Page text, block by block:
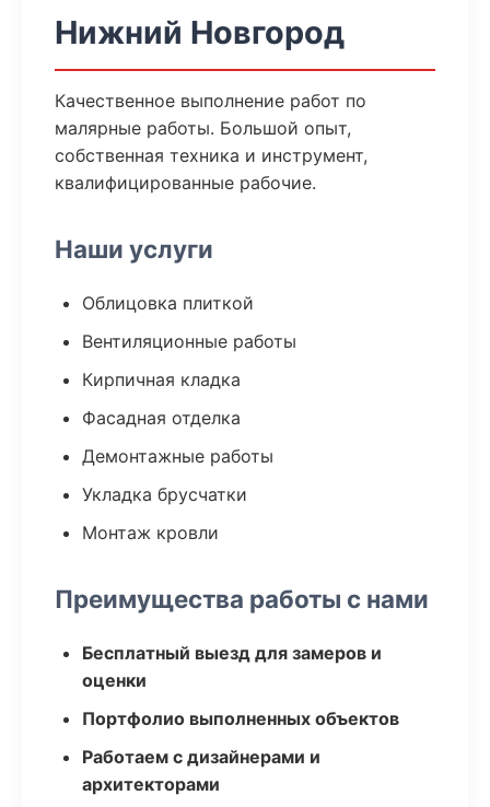
Нижний Новгород
Качественное выполнение работ по
малярные работы. Большой опыт,
собственная техника и инструмент,
квалифицированные рабочие.
Наши услуги
Облицовка плиткой
Вентиляционные работы
Кирпичная кладка
Фасадная отделка
Демонтажные работы
Укладка брусчатки
Монтаж кровли
Преимущества работы с нами
Бесплатный выезд для замеров и
оценки
Портфолио выполненных объектов
Работаем с дизайнерами и
архитекторами